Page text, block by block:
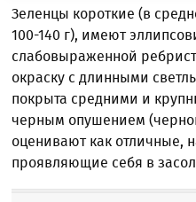
Зеленцы короткие (в
100-140 г), имеют
слабовыраженной
окраску с длинными
покрыта средними и
черным опушением
оценивают как отличные,
проявляющие себя в